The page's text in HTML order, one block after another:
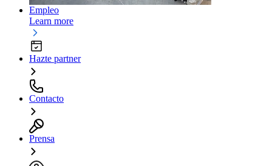
Empleo
Learn more
Hazte partner
Contacto
Prensa